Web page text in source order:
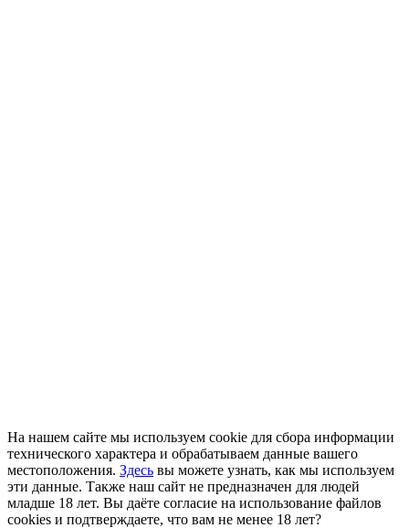
На нашем сайте мы используем cookie для сбора информации
технического характера и обрабатываем данные вашего
местоположения. Здесь вы можете узнать, как мы используем
эти данные. Также наш сайт не предназначен для людей
младше 18 лет. Вы даёте согласие на использование файлов
cookies и подтверждаете, что вам не менее 18 лет?